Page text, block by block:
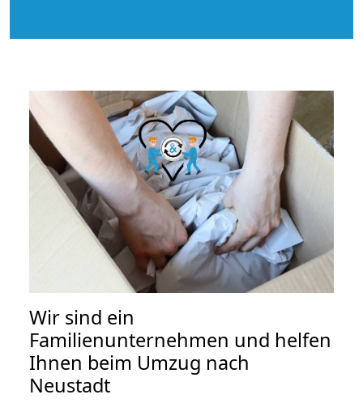
Wir sind ein
Familienunternehmen und helfen
Ihnen beim Umzug nach
Neustadt